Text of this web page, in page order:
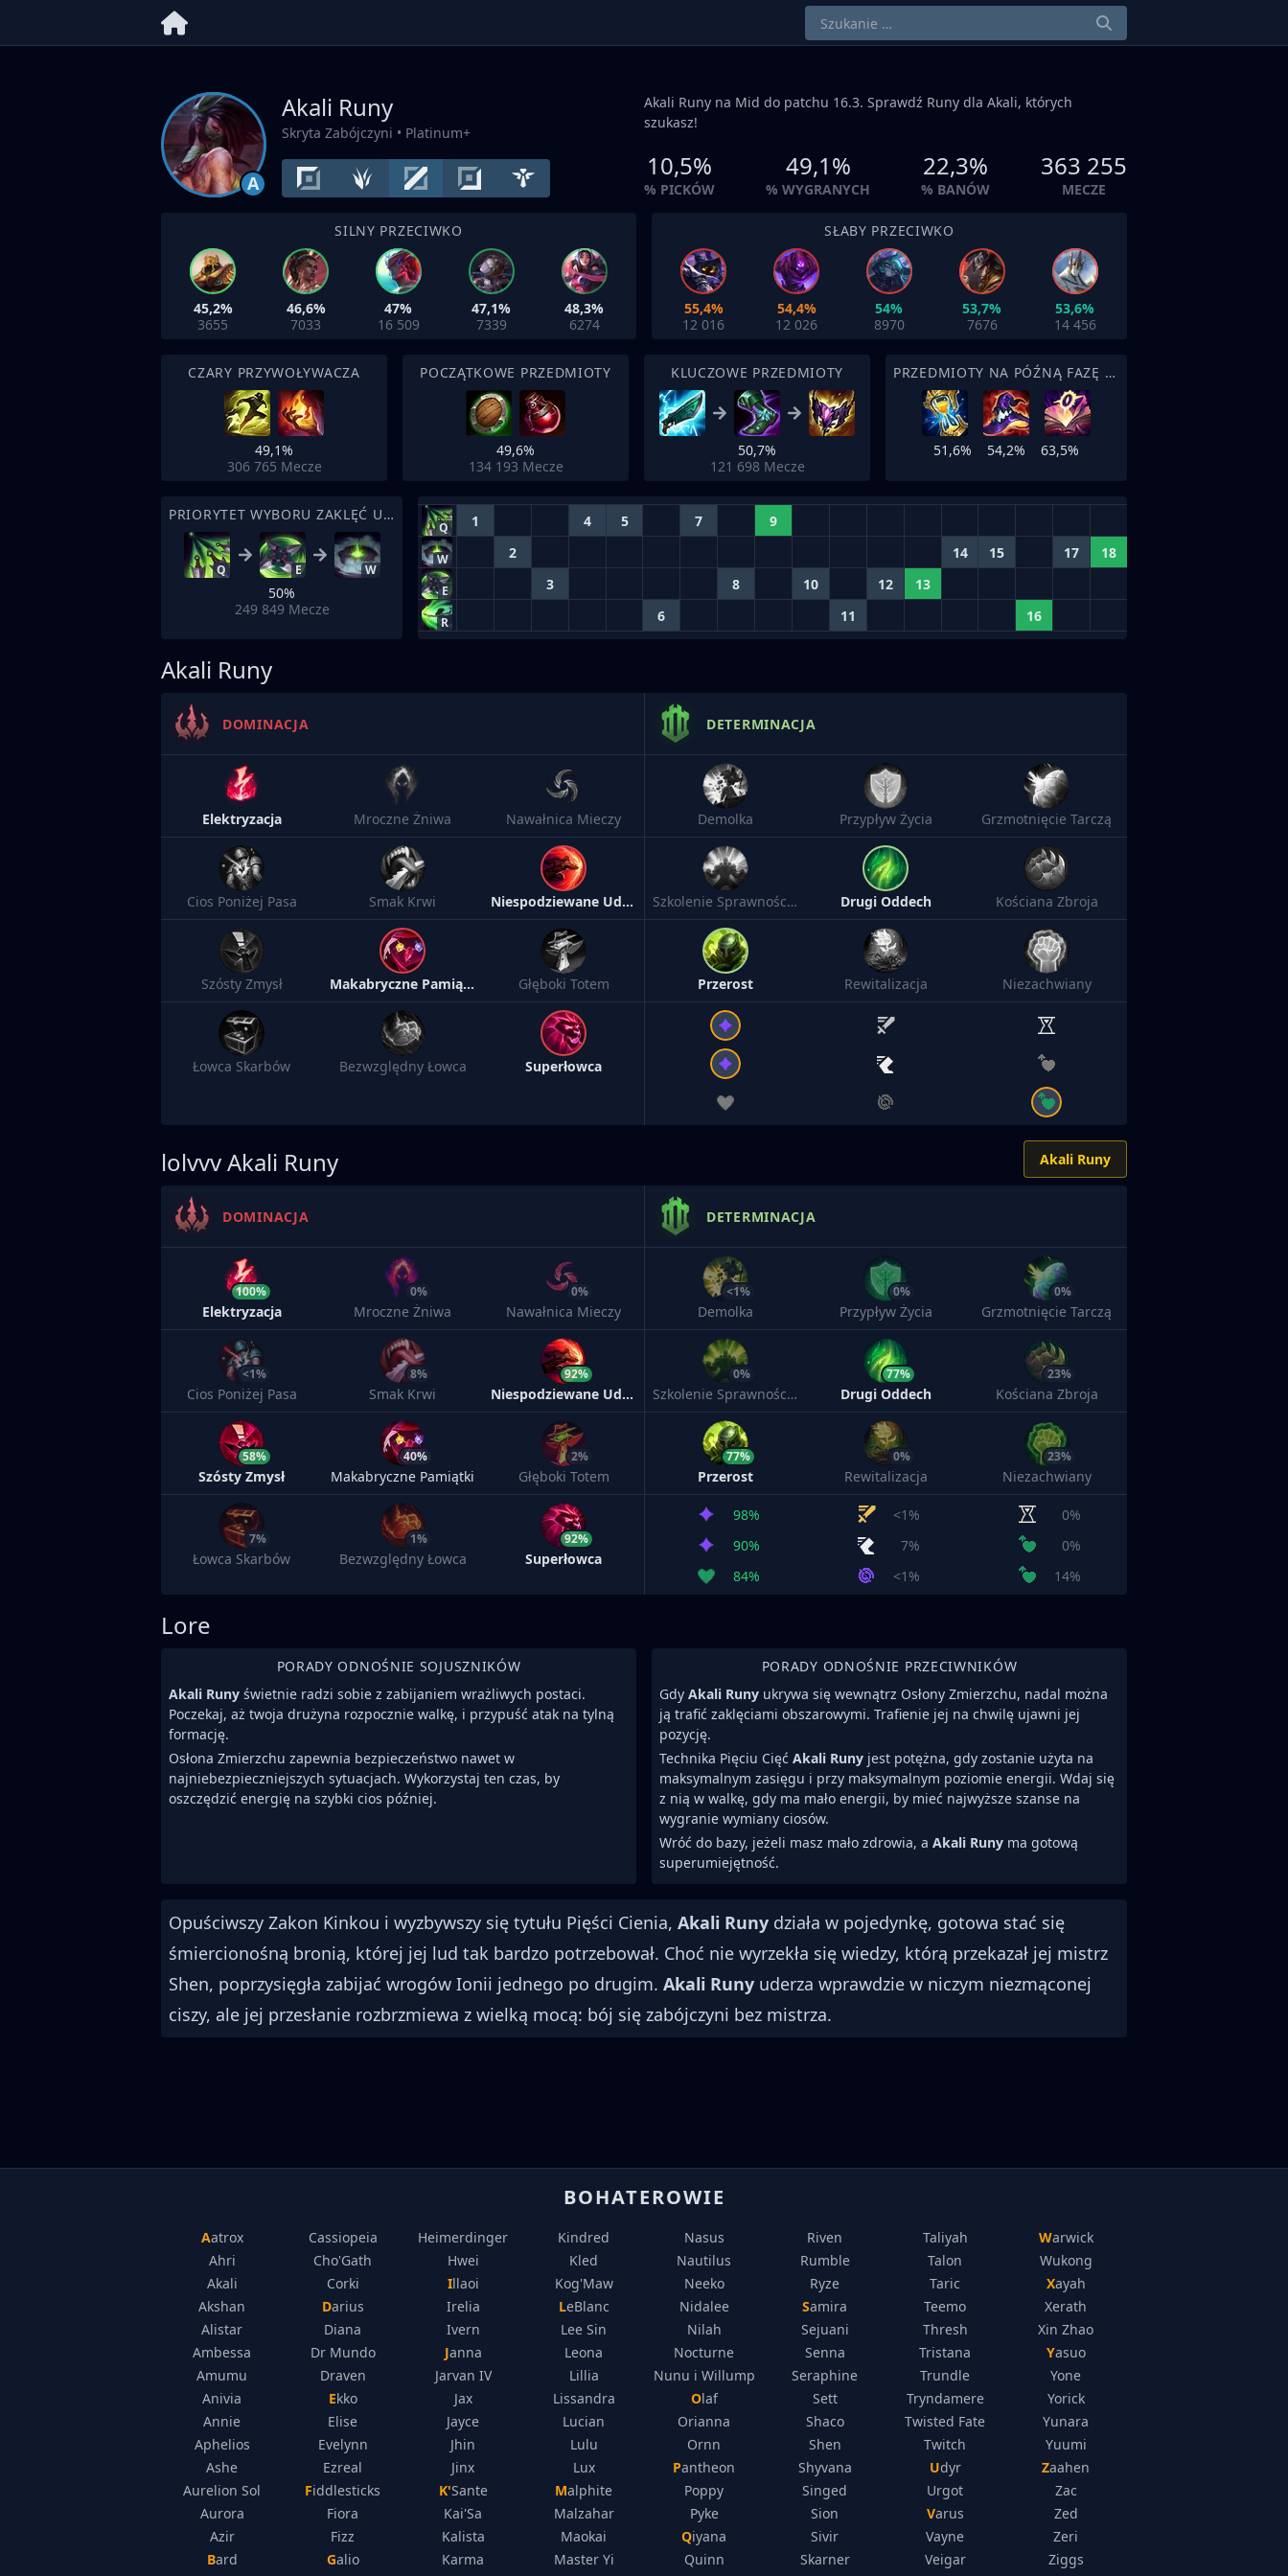
A
Akali Runy
Skryta Zabójczyni • Platinum+
Akali Runy na Mid do patchu 16.3. Sprawdź Runy dla Akali, których
szukasz!
10,5%
% PICKÓW
49,1%
% WYGRANYCH
22,3%
% BANÓW
363 255
MECZE
SILNY PRZECIWKO
45,2%
3655
46,6%
7033
47%
16 509
47,1%
7339
48,3%
6274
SŁABY PRZECIWKO
55,4%
12 016
54,4%
12 026
54%
8970
53,7%
7676
53,6%
14 456
CZARY PRZYWOŁYWACZA
49,1%
306 765 Mecze
POCZĄTKOWE PRZEDMIOTY
49,6%
134 193 Mecze
KLUCZOWE PRZEDMIOTY
50,7%
121 698 Mecze
PRZEDMIOTY NA PÓŹNĄ FAZĘ MECZU
51,6% 54,2% 63,5%
PRIORYTET WYBORU ZAKLĘĆ UMIEJĘTNOŚCI
Q E W
50%
249 849 Mecze
Q 1 4 5 7 9
W 2 14 15 17 18
E 3 8 10 12 13
R 6 11 16
Akali Runy
DOMINACJA
Elektryzacja Mroczne Żniwa Nawałnica Mieczy
Cios Poniżej Pasa Smak Krwi Niespodziewane Uderzenie
Szósty Zmysł Makabryczne Pamiątki Głęboki Totem
Łowca Skarbów Bezwzględny Łowca Superłowca
DETERMINACJA
Demolka Przypływ Życia Grzmotnięcie Tarczą
Szkolenie Sprawnościowe Drugi Oddech Kościana Zbroja
Przerost Rewitalizacja Niezachwiany
lolvvvAkali Runy Akali Runy
DOMINACJA
100%
Elektryzacja
0%
Mroczne Żniwa
0%
Nawałnica Mieczy
<1%
Cios Poniżej Pasa
8%
Smak Krwi
92%
Niespodziewane Uderzenie
58%
Szósty Zmysł
40%
Makabryczne Pamiątki
2%
Głęboki Totem
7%
Łowca Skarbów
1%
Bezwzględny Łowca
92%
Superłowca
DETERMINACJA
<1%
Demolka
0%
Przypływ Życia
0%
Grzmotnięcie Tarczą
0%
Szkolenie Sprawnościowe
77%
Drugi Oddech
23%
Kościana Zbroja
77%
Przerost
0%
Rewitalizacja
23%
Niezachwiany
98% <1%
0%
90%
7%
0%
84%
<1% 14%
Lore
PORADY ODNOŚNIE SOJUSZNIKÓW
Akali Runy świetnie radzi sobie z zabijaniem wrażliwych postaci.
Poczekaj, aż twoja drużyna rozpocznie walkę, i przypuść atak na tylną
formację.
Osłona Zmierzchu zapewnia bezpieczeństwo nawet w
najniebezpieczniejszych sytuacjach. Wykorzystaj ten czas, by
oszczędzić energię na szybki cios później.
PORADY ODNOŚNIE PRZECIWNIKÓW
Gdy Akali Runy ukrywa się wewnątrz Osłony Zmierzchu, nadal można
ją trafić zaklęciami obszarowymi. Trafienie jej na chwilę ujawni jej
pozycję.
Technika Pięciu Cięć Akali Runy jest potężna, gdy zostanie użyta na
maksymalnym zasięgu i przy maksymalnym poziomie energii. Wdaj się
z nią w walkę, gdy ma mało energii, by mieć najwyższe szanse na
wygranie wymiany ciosów.
Wróć do bazy, jeżeli masz mało zdrowia, a Akali Runy ma gotową
superumiejętność.
Opuściwszy Zakon Kinkou i wyzbywszy się tytułu Pięści Cienia, Akali Runy działa w pojedynkę, gotowa stać się
śmiercionośną bronią, której jej lud tak bardzo potrzebował. Choć nie wyrzekła się wiedzy, którą przekazał jej mistrz
Shen, poprzysięgła zabijać wrogów Ionii jednego po drugim. Akali Runy uderza wprawdzie w niczym niezmąconej
ciszy, ale jej przesłanie rozbrzmiewa z wielką mocą: bój się zabójczyni bez mistrza.
BOHATEROWIE
Aatrox
Ahri
Akali
Akshan
Alistar
Ambessa
Amumu
Anivia
Annie
Aphelios
Ashe
Aurelion Sol
Aurora
Azir
Bard
Cassiopeia
Cho'Gath
Corki
Darius
Diana
Dr Mundo
Draven
Ekko
Elise
Evelynn
Ezreal
Fiddlesticks
Fiora
Fizz
Galio
Heimerdinger
Hwei
Illaoi
Irelia
Ivern
Janna
Jarvan IV
Jax
Jayce
Jhin
Jinx
K'Sante
Kai'Sa
Kalista
Karma
Kindred
Kled
Kog'Maw
LeBlanc
Lee Sin
Leona
Lillia
Lissandra
Lucian
Lulu
Lux
Malphite
Malzahar
Maokai
Master Yi
Nasus
Nautilus
Neeko
Nidalee
Nilah
Nocturne
Nunu i Willump
Olaf
Orianna
Ornn
Pantheon
Poppy
Pyke
Qiyana
Quinn
Riven
Rumble
Ryze
Samira
Sejuani
Senna
Seraphine
Sett
Shaco
Shen
Shyvana
Singed
Sion
Sivir
Skarner
Taliyah
Talon
Taric
Teemo
Thresh
Tristana
Trundle
Tryndamere
Twisted Fate
Twitch
Udyr
Urgot
Varus
Vayne
Veigar
Warwick
Wukong
Xayah
Xerath
Xin Zhao
Yasuo
Yone
Yorick
Yunara
Yuumi
Zaahen
Zac
Zed
Zeri
Ziggs